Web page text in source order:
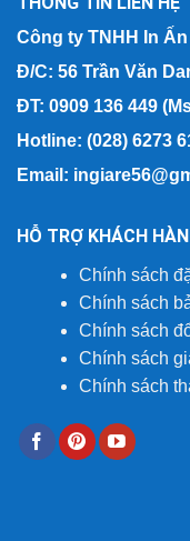
Công ty TNHH In
Đ/C: 56 Trần Văn
ĐT: 0909 136 449
Hotline: (028) 6273
Email:
HỖ TRỢ KHÁCH
Chính sách
Chính sách
Chính sách
Chính sách
Chính sách